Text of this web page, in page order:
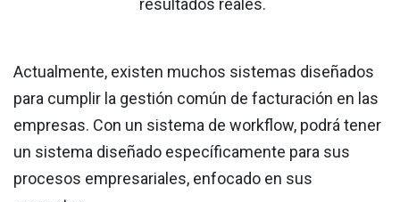
resultados reales.
Actualmente, existen muchos sistemas diseñados
para cumplir la gestión común de facturación en las
empresas. Con un sistema de workflow, podrá tener
un sistema diseñado específicamente para sus
procesos empresariales, enfocado en sus